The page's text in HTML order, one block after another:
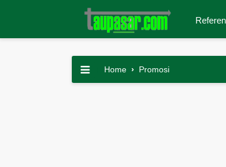
Home › Promosi